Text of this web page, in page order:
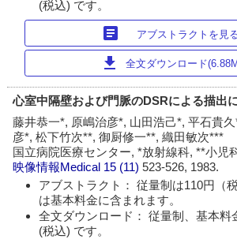
(税込) です。
article アブストラクトを見
download 全文ダウンロード
心室中隔壁および門脈のDSRによる描出
藤井恭一*, 原嶋治彦*, 山田浩己*, 平石貴
彦*, 松下竹次**, 御厨修一**, 織田敏次***
国立病院医療センター, *放射線科, **小児
映像情報Medical 15 (11)523-526, 1983.
アブストラクト： 従量制は110円（
は基本料金に含まれます。
全文ダウンロード： 従量制、基本料
(税込) です。